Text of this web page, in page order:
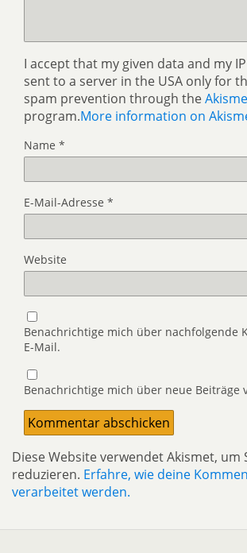
I accept that my given data and my
sent to a server in the USA only for
spam prevention through the
program.More information on
Name *
E-Mail-Adresse *
Website
Benachrichtige mich über nachfolgende
E-Mail.
Benachrichtige mich über neue Beiträge
Diese Website verwendet Akismet, um
reduzieren. Erfahre, wie deine
verarbeitet werden.